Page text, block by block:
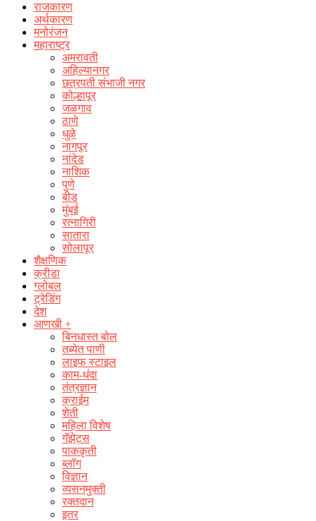
राजकारण
अर्थकारण
मनोरंजन
महाराष्ट्र
अमरावती
अहिल्यानगर
छत्रपती संभाजी नगर
कोल्हापूर
जळगाव
ठाणे
धुळे
नागपूर
नांदेड
नाशिक
पुणे
बीड
मुंबई
रत्नागिरी
सातारा
सोलापूर
शैक्षणिक
क्रीडा
ग्लोबल
ट्रेडिंग
देश
आणखी +
बिनधास्त बोल
तब्येत पाणी
लाइफ स्टाइल
काम-धंदा
तंत्रज्ञान
क्राईम
शेती
महिला विशेष
गॅझेट्स
पाककृती
ब्लॉग
विज्ञान
व्यसनमुक्ती
रक्‍तदान
इतर